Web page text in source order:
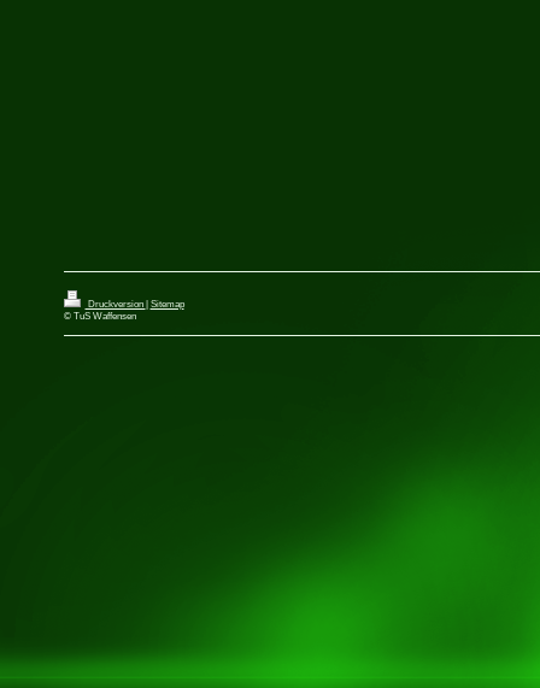
Druckversion | Sitemap
© TuS Waffensen